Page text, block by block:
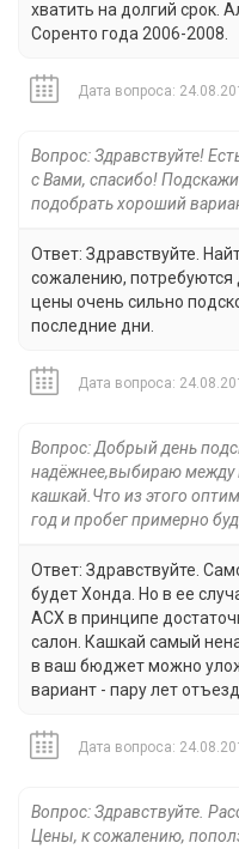
хватить на долгий срок.
Соренто года 2006-2008.
Дата вопроса:
Вопрос: Здравствуйте!
с Вами, спасибо!
подобрать хороший
Ответ: Здравствуйте.
сожалению, потребуются
цены очень сильно
последние дни.
Дата вопроса:
Вопрос: Добрый день
надёжнее,выбираю между
кашкай.Что из этого
год и пробег примерно
Ответ: Здравствуйте.
будет Хонда. Но в ее
АСХ в принципе
салон. Кашкай самый
в ваш бюджет можно
вариант - пару лет
Дата вопроса:
Вопрос: Здравствуйте.
Цены, к сожалению,